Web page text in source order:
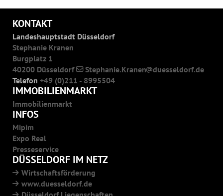
KONTAKT
Landeshauptstadt Düsseldorf
Stephanie Kranen
Burgplatz 1
40200 Düsseldorf
Stephanie.Kranen
duesseldorf.de
Telefon +49 (0)211 - 8995504
IMMOBILIENMARKT
Immobilienmarkt
INFOS
Mipim
Expo Real
Presseservice
DÜSSELDORF IM NETZ
Wirtschaftsförderung
www.duesseldorf.de